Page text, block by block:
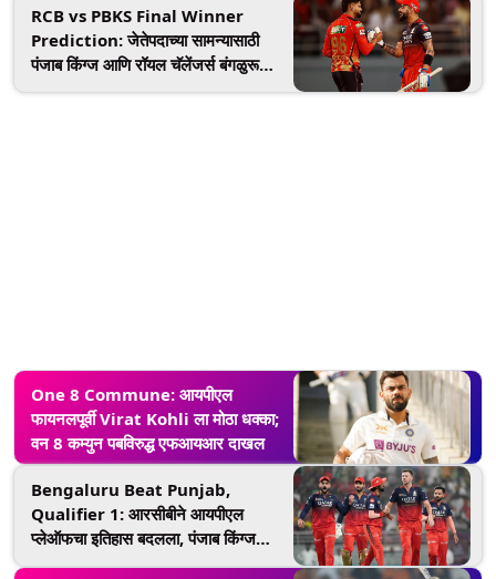
RCB vs PBKS Final Winner
Prediction: जेतेपदाच्या सामन्यासाठी
पंजाब किंग्ज आणि रॉयल चॅलेंजर्स बंगळुरू
One 8 Commune: आयपीएल
फायनलपूर्वी Virat Kohli ला मोठा धक्का;
वन 8 कम्युन पबविरुद्ध एफआयआर दाखल
Bengaluru Beat Punjab,
Qualifier 1: आरसीबीने आयपीएल
प्लेऑफचा इतिहास बदलला, पंजाब किंग्ज
विसरू शकणार नाही हा पराभव!